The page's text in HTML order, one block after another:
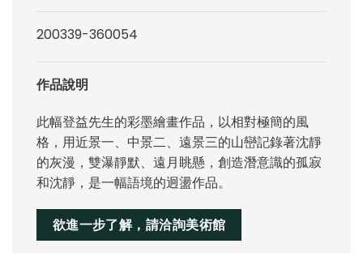
200339-360054
作品說明
此幅登益先生的彩墨繪畫作品，以相對極簡的風
格，用近景一、中景二、遠景三的山巒記錄著沈靜
的灰漫，雙瀑靜默、遠月眺懸，創造潛意識的孤寂
和沈靜，是一幅語境的迥盪作品。
欲進一步了解，請洽詢美術館